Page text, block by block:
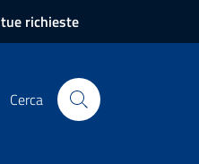
richieste
Cerca